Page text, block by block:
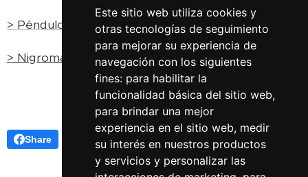
Este sitio web utiliza cookies y
otras tecnologías de seguimiento
para mejorar su experiencia de
navegación con los siguientes
fines: para habilitar la
funcionalidad básica del sitio web,
para brindar una mejor
experiencia en el sitio web, medir
su interés en nuestros productos
y servicios y personalizar las
> Péndulo: adivinación y radiestesia
> Nigromancia en el mundo griego: Goeteia
Share